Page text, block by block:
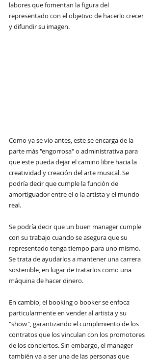
labores que fomentan la figura del
representado con el objetivo de hacerlo crecer
y difundir su imagen.
Como ya se vio antes, este se encarga de la
parte más "engorrosa" o administrativa para
que este pueda dejar el camino libre hacia la
creatividad y creación del arte musical. Se
podría decir que cumple la función de
amortiguador entre el o la artista y el mundo
real.
Se podría decir que un buen manager cumple
con su trabajo cuando se asegura que su
representado tenga tiempo para uno mismo.
Se trata de ayudarlos a mantener una carrera
sostenible, en lugar de tratarlos como una
máquina de hacer dinero.
En cambio, el booking o booker se enfoca
particularmente en vender al artista y su
"show", garantizando el cumplimiento de los
contratos que los vinculan con los promotores
de los conciertos. Sin embargo, el manager
también va a ser una de las personas que